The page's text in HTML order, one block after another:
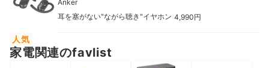
Anker
耳を塞がない"ながら聴き"イヤホン 4,990円
人気
家電関連のfavlist